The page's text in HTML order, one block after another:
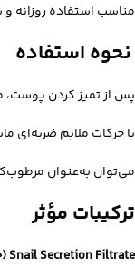
مناسب استفاده روزانه و
نحوه استفاده
پس از تمیز کردن پوست،
با حرکات ملایم ضربه‌ای
می‌توان به‌عنوان
ترکیبات مؤثر
Snail Secretion Filtrate (حلزون موکوس)